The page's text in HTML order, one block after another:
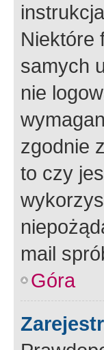
Niektóre
samych
nie
zgodnie
to czy
mail
Góra